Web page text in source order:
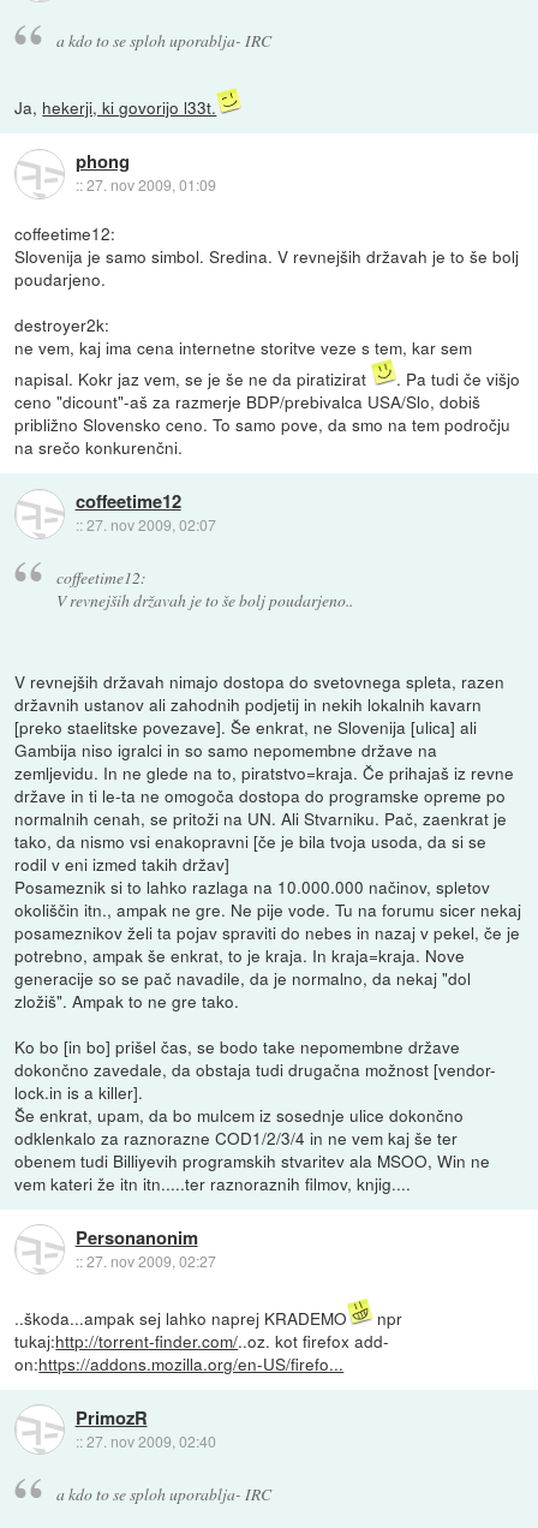
a kdo to se sploh uporablja- IRC
Ja, hekerji, ki govorijo l33t.
phong
::27. nov 2009, 01:09
coffeetime12:
Slovenija je samo simbol. Sredina. V revnejših državah je to še bolj
poudarjeno.
destroyer2k:
ne vem, kaj ima cena internetne storitve veze s tem, kar sem
napisal. Kokr jaz vem, se je še ne da piratizirat
. Pa tudi če višjo
ceno "dicount"-aš za razmerje BDP/prebivalca USA/Slo, dobiš
približno Slovensko ceno. To samo pove, da smo na tem področju
na srečo konkurenčni.
coffeetime12
::27. nov 2009, 02:07
coffeetime12:
V revnejših državah je to še bolj poudarjeno..
V revnejših državah nimajo dostopa do svetovnega spleta, razen
državnih ustanov ali zahodnih podjetij in nekih lokalnih kavarn
[preko staelitske povezave]. Še enkrat, ne Slovenija [ulica] ali
Gambija niso igralci in so samo nepomembne države na
zemljevidu. In ne glede na to, piratstvo=kraja. Če prihajaš iz revne
države in ti le-ta ne omogoča dostopa do programske opreme po
normalnih cenah, se pritoži na UN. Ali Stvarniku. Pač, zaenkrat je
tako, da nismo vsi enakopravni [če je bila tvoja usoda, da si se
rodil v eni izmed takih držav]
Posameznik si to lahko razlaga na 10.000.000 načinov, spletov
okoliščin itn., ampak ne gre. Ne pije vode. Tu na forumu sicer nekaj
posameznikov želi ta pojav spraviti do nebes in nazaj v pekel, če je
potrebno, ampak še enkrat, to je kraja. In kraja=kraja. Nove
generacije so se pač navadile, da je normalno, da nekaj "dol
zložiš". Ampak to ne gre tako.
Ko bo [in bo] prišel čas, se bodo take nepomembne države
dokončno zavedale, da obstaja tudi drugačna možnost [vendor-
lock.in is a killer].
Še enkrat, upam, da bo mulcem iz sosednje ulice dokončno
odklenkalo za raznorazne COD1/2/3/4 in ne vem kaj še ter
obenem tudi Billiyevih programskih stvaritev ala MSOO, Win ne
vem kateri že itn itn.....ter raznoraznih filmov, knjig....
Personanonim
::27. nov 2009, 02:27
..škoda...ampak sej lahko naprej KRADEMO
npr
tukaj:http://torrent-finder.com/..oz. kot firefox add-
on:https://addons.mozilla.org/en-US/firefo...
PrimozR
::27. nov 2009, 02:40
a kdo to se sploh uporablja- IRC